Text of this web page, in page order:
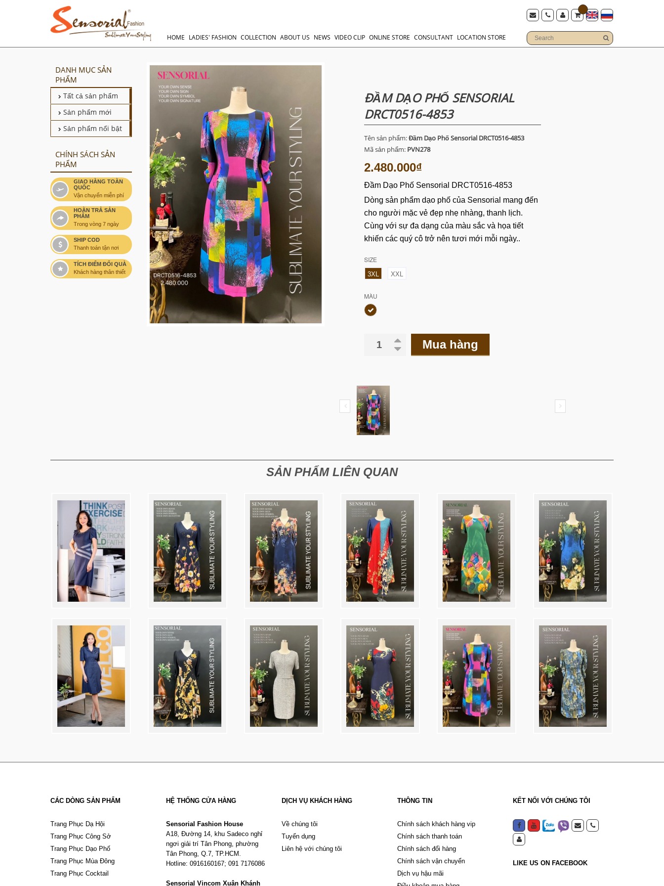
HOME LADIES' FASHION COLLECTION ABOUT US NEWS VIDEO CLIP ONLINE STORE CONSULTANT LOCATION STORE
DANH MỤC SẢN
PHẨM
Tất cả sản phẩm
Sản phẩm mới
Sản phẩm nổi bật
CHÍNH SÁCH SẢN
PHẨM
GIAO HÀNG TOÀN
QUỐC
Vận chuyển miễn phí
HOÀN TRẢ SẢN
PHẨM
Trong vòng 7 ngày
SHIP COD
Thanh toán tận nơi
TÍCH ĐIỂM ĐỔI QUÀ
Khách hàng thân thiết
ĐẦM DẠO PHỐ SENSORIAL
DRCT0516-4853
Tên sản phẩm:Đầm Dạo Phố Sensorial DRCT0516-4853
Mã sản phẩm: PVN278
2.480.000₫
Đầm Dạo Phố Sensorial DRCT0516-4853
Dòng sản phẩm dạo phố của Sensorial mang đến
cho người mặc vẻ đẹp nhẹ nhàng, thanh lịch.
Cùng với sự đa dạng của màu sắc và họa tiết
khiến các quý cô trở nên tươi mới mỗi ngày..
SIZE
3XL XXL
MÀU
Mua hàng
SẢN PHẨM LIÊN QUAN
CÁC DÒNG SẢN PHẨM
Trang Phục Dạ Hội
Trang Phục Công Sở
Trang Phục Dạo Phố
Trang Phục Mùa Đông
Trang Phục Cocktail
HỆ THỐNG CỬA HÀNG
Sensorial Fashion House
A18, Đường 14, khu Sadeco nghỉ
ngơi giải trí Tân Phong, phường
Tân Phong, Q.7, TP.HCM.
Hotline: 0916160167; 091 7176086
Sensorial Vincom Xuân Khánh
DỊCH VỤ KHÁCH HÀNG
Về chúng tôi
Tuyển dụng
Liên hệ với chúng tôi
THÔNG TIN
Chính sách khách hàng vip
Chính sách thanh toán
Chính sách đổi hàng
Chính sách vận chuyển
Dịch vụ hậu mãi
KẾT NỐI VỚI CHÚNG TÔI
LIKE US ON FACEBOOK